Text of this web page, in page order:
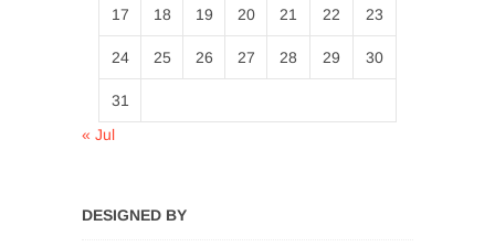
17 18 19 20 21 22 23
24 25 26 27 28 29 30
31
« Jul
DESIGNED BY